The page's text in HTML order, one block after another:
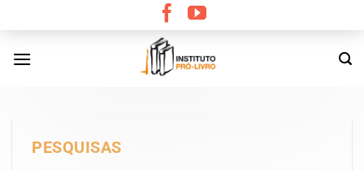
content
PESQUISAS